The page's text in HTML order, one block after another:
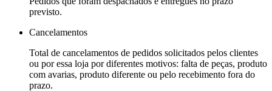
previsto.
Cancelamentos
Total de cancelamentos de pedidos solicitados pelos clientes
ou por essa loja por diferentes motivos: falta de peças, produto
com avarias, produto diferente ou pelo recebimento fora do
prazo.